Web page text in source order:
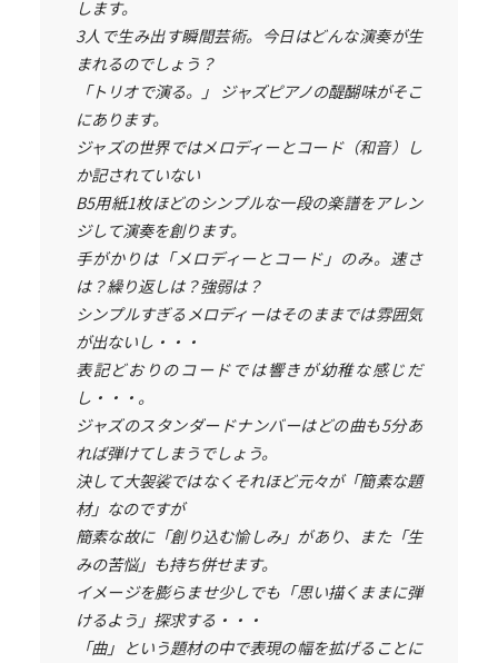
します。
3人で生み出す瞬間芸術。今日はどんな演奏が生
まれるのでしょう？
「トリオで演る。」 ジャズピアノの醍醐味がそこ
にあります。
ジャズの世界ではメロディーとコード（和音）し
か記されていない
B5用紙1枚ほどのシンプルな一段の楽譜をアレン
ジして演奏を創ります。
手がかりは「メロディーとコード」のみ。速さ
は？繰り返しは？強弱は？
シンプルすぎるメロディーはそのままでは雰囲気
が出ないし・・・
表記どおりのコードでは響きが幼稚な感じだ
し・・・。
ジャズのスタンダードナンバーはどの曲も5分あ
れば弾けてしまうでしょう。
決して大袈裟ではなくそれほど元々が「簡素な題
材」なのですが
簡素な故に「創り込む愉しみ」があり、また「生
みの苦悩」も持ち併せます。
イメージを膨らませ少しでも「思い描くままに弾
けるよう」探求する・・・
「曲」という題材の中で表現の幅を拡げることに